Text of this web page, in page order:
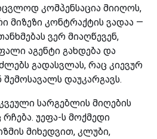
კომპენსაცია მიიღოს,
მიზეზი კონტრაქტის ვადაა —
ვერ მიაღწევენ,
აგენტი გახდება და
გადასვლას, რაც კიევურ
დაუკარგავს.
სარგებლის მიღების
უეფა-ს მოქმედი
მიხედვით, კლუბი,